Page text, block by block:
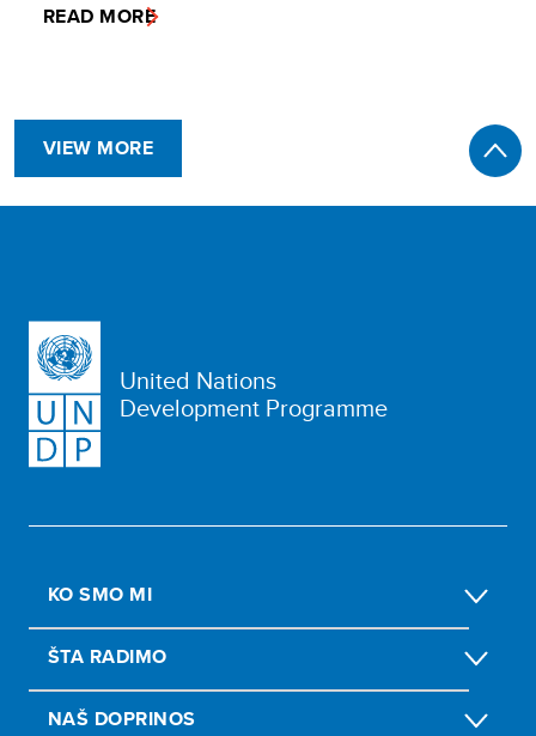
READ MORE
VIEW MORE
United Nations
Development Programme
KO SMO MI
ŠTA RADIMO
NAŠ DOPRINOS